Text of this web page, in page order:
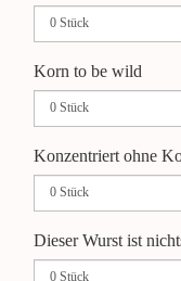
Korn to be wild
Konzentriert ohne
Dieser Wurst ist